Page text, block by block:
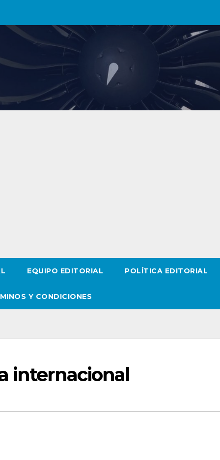
EQUIPO EDITORIAL POLÍTICA EDITORIAL
Y CONDICIONES
internacional